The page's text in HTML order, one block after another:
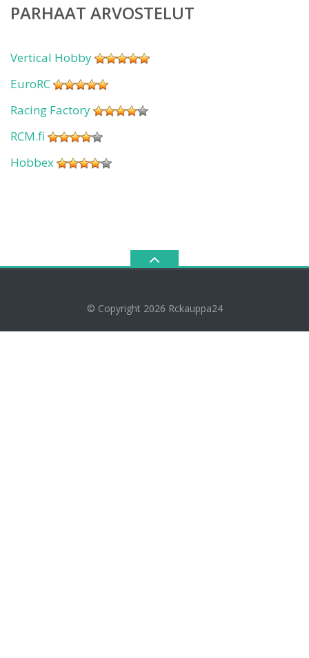
PARHAAT ARVOSTELUT
Vertical Hobby
EuroRC
Racing Factory
RCM.fi
Hobbex
© Copyright 2026 Rckauppa24